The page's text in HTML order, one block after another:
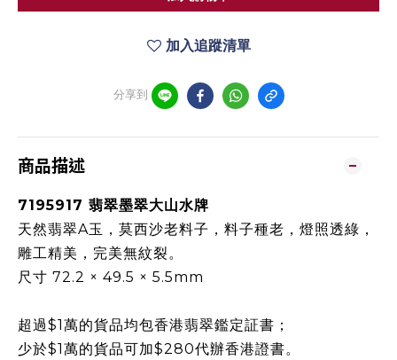
加入追蹤清單
分享到
商品描述
7195917 翡翠墨翠大山水牌
天然翡翠A玉，莫西沙老料子，料子種老，燈照透綠，
雕工精美，完美無紋裂。
尺寸 72.2 × 49.5 × 5.5mm
超過$1萬的貨品均包香港翡翠鑑定証書；
少於$1萬的貨品可加$280代辦香港證書。